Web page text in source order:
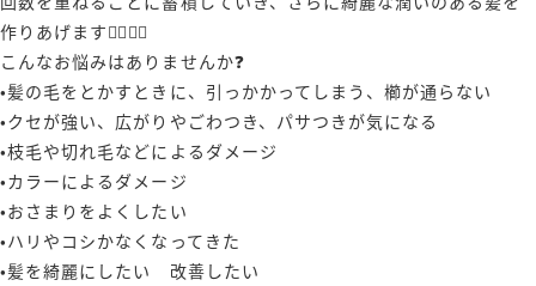
作りあげます🙋‍♂️🙋‍♀️
こんなお悩みはありませんか❓
•髪の毛をとかすときに、引っかかってしまう、櫛が通らない
•クセが強い、広がりやごわつき、パサつきが気になる
•枝毛や切れ毛などによるダメージ
•カラーによるダメージ
•おさまりをよくしたい
•ハリやコシかなくなってきた
•髪を綺麗にしたい 改善したい